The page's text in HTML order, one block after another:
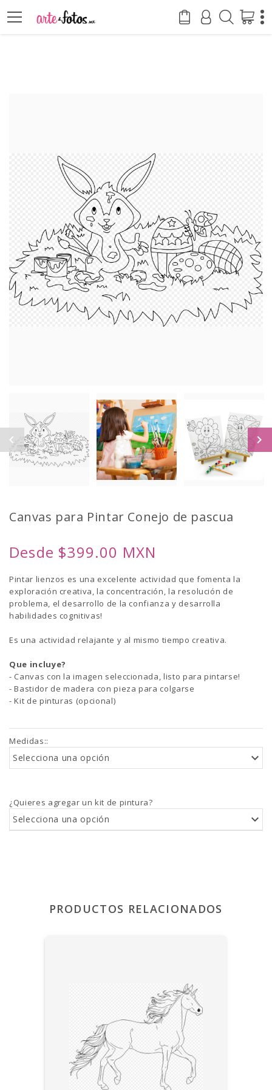
Canvas para Pintar Conejo de pascua
Desde $399.00 MXN
Pintar lienzos es una excelente actividad que fomenta la
exploración creativa, la concentración, la resolución de
problema, el desarrollo de la confianza y desarrolla
habilidades cognitivas!
Es una actividad relajante y al mismo tiempo creativa.
Que incluye?
- Canvas con la imagen seleccionada, listo para pintarse!
- Bastidor de madera con pieza para colgarse
- Kit de pinturas (opcional)
Medidas::
Selecciona una opción
¿Quieres agregar un kit de pintura?
Selecciona una opción
PRODUCTOS RELACIONADOS